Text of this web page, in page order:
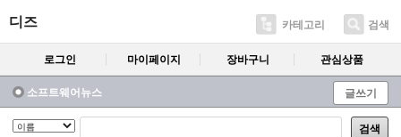
디즈 카테고리 검색
로그인 마이페이지 장바구니 관심상품
소프트웨어뉴스 글쓰기
검색